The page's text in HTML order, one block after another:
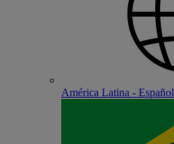
América Latina - Español